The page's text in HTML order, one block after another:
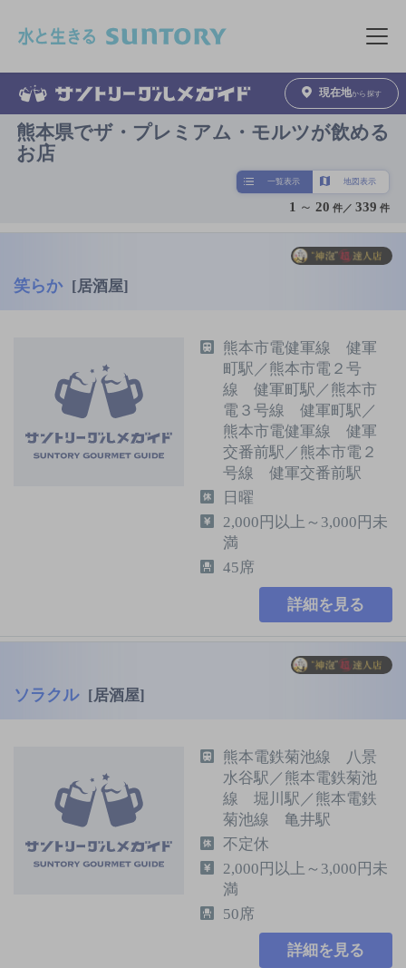
メニュ
現在地から探す
熊本県でザ・プレミアム・モルツが飲める
お店
一覧表示 地図表示
1 ～ 20 件／339 件
笑らか [居酒屋]
熊本市電健軍線 健軍
町駅／熊本市電２号
線 健軍町駅／熊本市
電３号線 健軍町駅／
熊本市電健軍線 健軍
交番前駅／熊本市電２
号線 健軍交番前駅
日曜
2,000円以上～3,000円未
満
45席
詳細を見る
ソラクル [居酒屋]
熊本電鉄菊池線 八景
水谷駅／熊本電鉄菊池
線 堀川駅／熊本電鉄
菊池線 亀井駅
不定休
2,000円以上～3,000円未
満
50席
詳細を見る